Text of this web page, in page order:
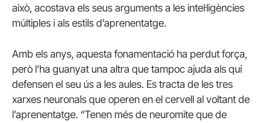
això, acostava els seus arguments a les intel·ligències
múltiples i als estils d’aprenentatge.
Amb els anys, aquesta fonamentació ha perdut força,
però l’ha guanyat una altra que tampoc ajuda als qui
defensen el seu ús a les aules. Es tracta de les tres
xarxes neuronals que operen en el cervell al voltant de
l’aprenentatge. “Tenen més de neuromite que de